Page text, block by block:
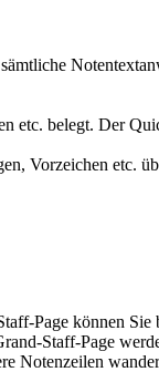
etc. belegt. Der
Vorzeichen etc.
Page können
Staff-Page
Notenzeilen